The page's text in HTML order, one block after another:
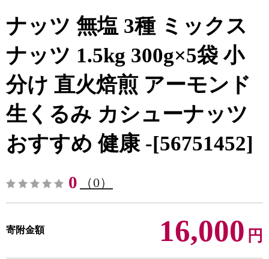
ナッツ 無塩 3種 ミックス
ナッツ 1.5kg 300g×5袋 小
分け 直火焙煎 アーモンド
生くるみ カシューナッツ
おすすめ 健康 -[56751452]
0 （0）
寄附金額 16,000 円